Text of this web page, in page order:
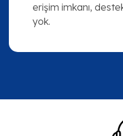
erişim imkanı,
yok.